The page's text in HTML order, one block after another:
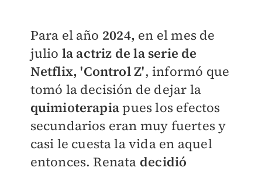
Para el año 2024, en el mes de
julio la actriz de la serie de
Netflix, 'Control Z', informó que
tomó la decisión de dejar la
quimioterapia pues los efectos
secundarios eran muy fuertes y
casi le cuesta la vida en aquel
entonces. Renata decidió